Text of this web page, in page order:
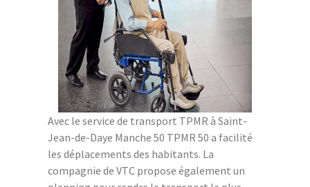
Avec le service de transport TPMR à Saint-
Jean-de-Daye Manche 50 TPMR 50 a facilité
les déplacements des habitants. La
compagnie de VTC propose également un